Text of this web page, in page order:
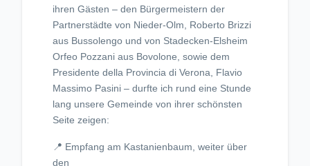
ihren Gästen – den Bürgermeistern der
Partnerstädte von Nieder-Olm, Roberto Brizzi
aus Bussolengo und von Stadecken-Elsheim
Orfeo Pozzani aus Bovolone, sowie dem
Presidente della Provincia di Verona, Flavio
Massimo Pasini – durfte ich rund eine Stunde
lang unsere Gemeinde von ihrer schönsten
Seite zeigen:
📍 Empfang am Kastanienbaum, weiter über
den